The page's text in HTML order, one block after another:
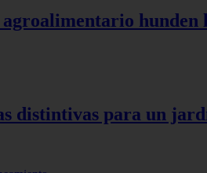
hunden
distintivas para un